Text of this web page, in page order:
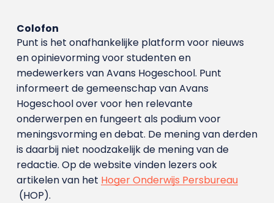
Colofon
Punt is het onafhankelijke platform voor nieuws
en opinievorming voor studenten en
medewerkers van Avans Hoge­school. Punt
informeert de gemeenschap van Avans
Hogeschool over voor hen relevante
onderwerpen en fungeert als podium voor
meningsvorming en debat. De mening van derden
is daarbij niet noodzakelijk de mening van de
redactie. Op de website vinden lezers ook
artikelen van het Hoger Onderwijs Persbureau
(HOP).